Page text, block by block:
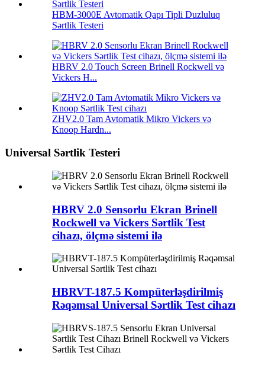
HBM-3000E Avtomatik Qapı Tipli Duzluluq
Sərtlik Testeri
HBRV 2.0 Touch Screen Brinell Rockwell və
Vickers H...
ZHV2.0 Tam Avtomatik Mikro Vickers və
Knoop Hardn...
Universal Sərtlik Testeri
HBRV 2.0 Sensorlu Ekran Brinell
Rockwell və Vickers Sərtlik Test
cihazı, ölçmə sistemi ilə
HBRVT-187.5 Kompüterləşdirilmiş
Rəqəmsal Universal Sərtlik Test cihazı